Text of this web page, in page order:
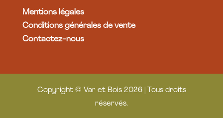
Mentions légales
Conditions générales de vente
Contactez-nous
Copyright © Var et Bois 2026 | Tous droits
réservés.